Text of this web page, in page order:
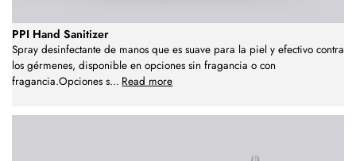
PPI Hand Sanitizer
Spray desinfectante de manos que es suave para la piel y efectivo contra
los gérmenes, disponible en opciones sin fragancia o con
fragancia.Opciones s... Read more